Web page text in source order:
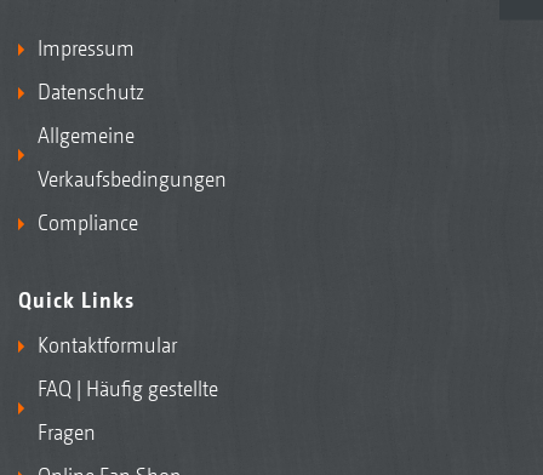
Impressum
Datenschutz
Allgemeine
Verkaufsbedingungen
Compliance
Quick Links
Kontaktformular
FAQ | Häufig gestellte
Fragen